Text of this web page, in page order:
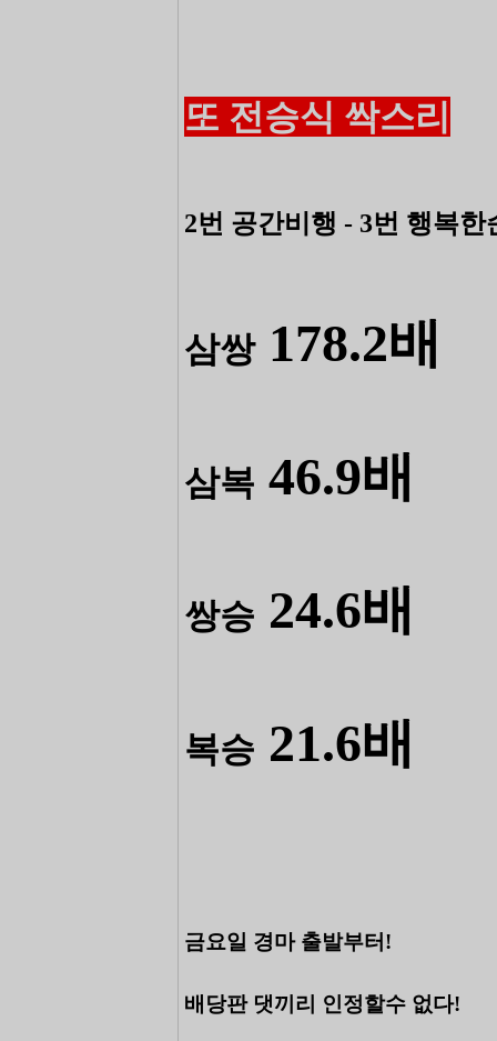
또 전승식 싹스리
2번 공간비행 - 3번 행복
삼쌍178.2배
삼복 46.9배
쌍승 24.6배
복승 21.6배
금요일 경마 출발부터!
배당판 댓끼리 인정할수 없다!